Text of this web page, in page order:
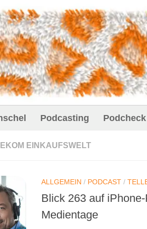
Podcasting Podcheck
EINKAUFSWELT
ALLGEMEIN / PODCAST /
Blick 263 auf
Medientage